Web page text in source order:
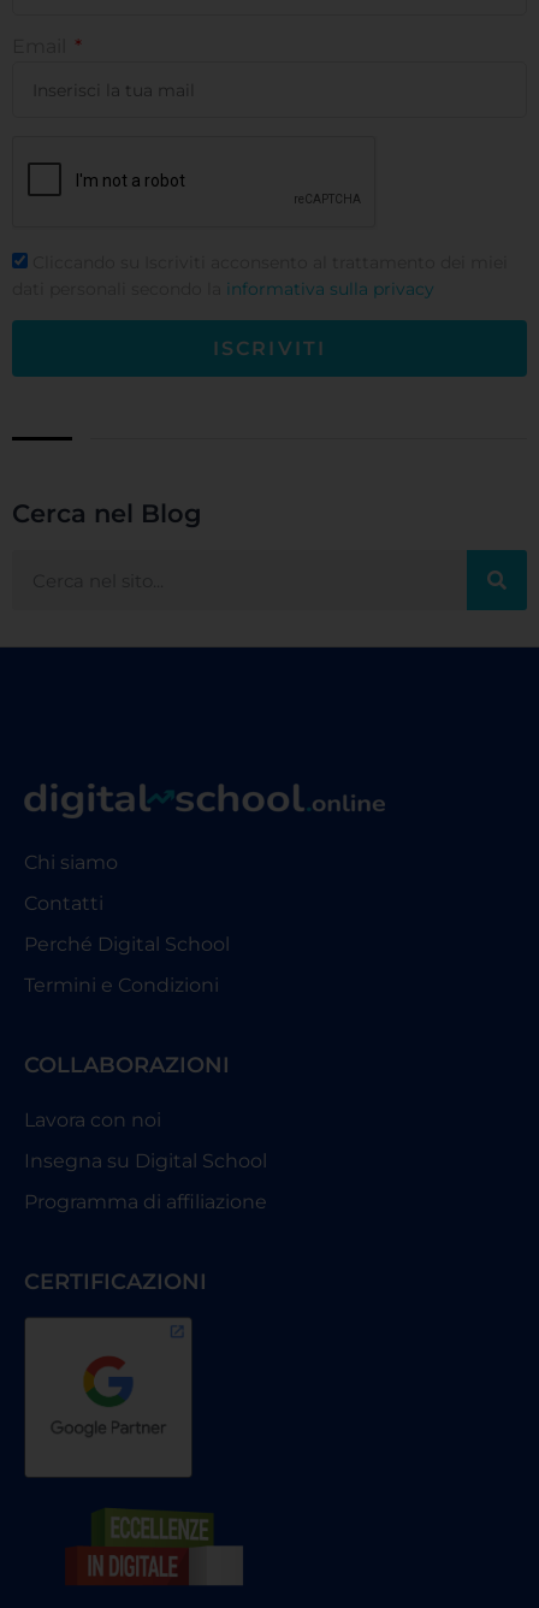
informativa sulla privacy
ISCRIVITI
Cerca nel Blog
Chi siamo
Contatti
Perché Digital School
Termini e Condizioni
COLLABORAZIONI
Lavora con noi
Insegna su Digital School
Programma di affiliazione
CERTIFICAZIONI